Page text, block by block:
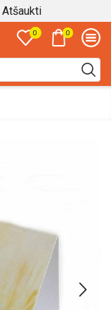
Atšaukti
0 0